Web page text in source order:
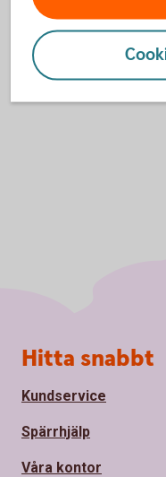
Skaffa Mobilt
Sidfot
Hitta snabbt
Kundservice
Spärrhjälp
Våra kontor